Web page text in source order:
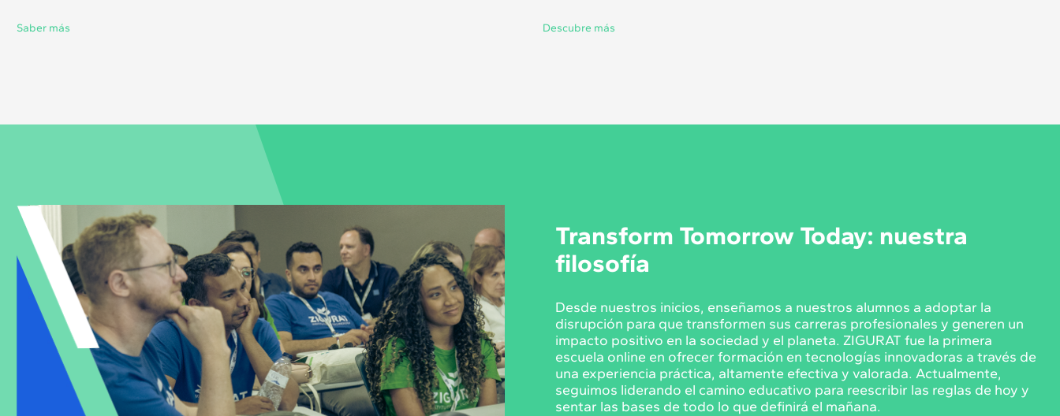
Saber más Descubre más
Transform Tomorrow Today: nuestra
filosofía
Desde nuestros inicios, enseñamos a nuestros alumnos a adoptar la
disrupción para que transformen sus carreras profesionales y generen un
impacto positivo en la sociedad y el planeta. ZIGURAT fue la primera
escuela online en ofrecer formación en tecnologías innovadoras a través de
una experiencia práctica, altamente efectiva y valorada. Actualmente,
seguimos liderando el camino educativo para reescribir las reglas de hoy y
sentar las bases de todo lo que definirá el mañana.